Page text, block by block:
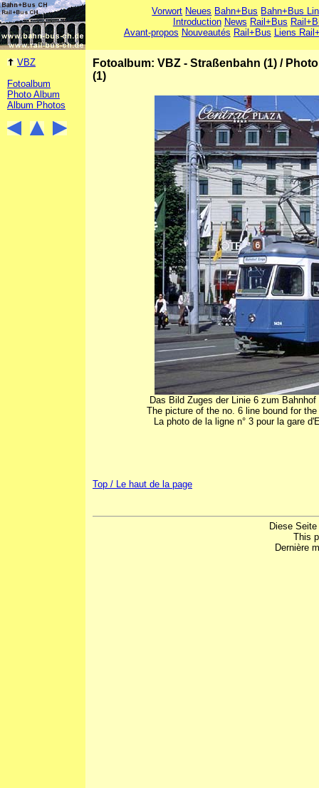
Vorwort Neues Bahn+Bus Bahn+Bus
Introduction News Rail+Bus
Avant-propos Nouveautés Rail+Bus Liens
VBZ
Fotoalbum
Photo Album
Album Photos
Fotoalbum: VBZ - Straßenbahn (1) /
(1)
Das Bild Zuges der Linie 6 zum
The picture of the no. 6 line bound for
La photo de la ligne n° 3 pour la gare
Top / Le haut de la page
Diese
This
Dernière